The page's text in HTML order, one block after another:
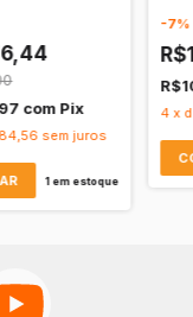
com Pix
sem juros
1em estoque
-7%
4 x